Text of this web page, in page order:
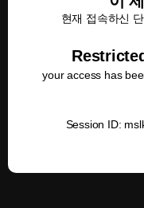
현재 접속하신
your access has
Session ID: